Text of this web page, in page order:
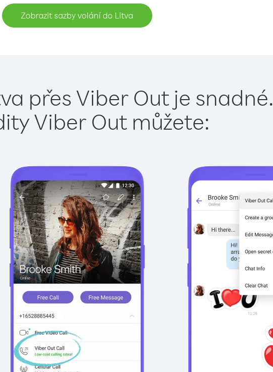
Zobrazit sazby volání do Litva
přes Viber Out je snadné.
Viber Out můžete: